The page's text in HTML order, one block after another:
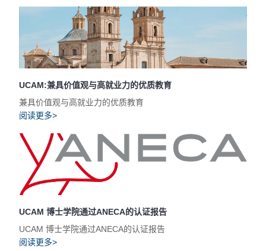
UCAM:兼具价值观与高就业力的优质教育
兼具价值观与高就业力的优质教育
阅读更多>
UCAM 博士学院通过ANECA的认证报告
UCAM 博士学院通过ANECA的认证报告
阅读更多>